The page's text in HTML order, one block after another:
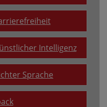
Intelligenz
Sprache